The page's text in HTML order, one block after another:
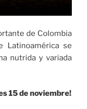
de Colombia
Latinoamérica se
nutrida y variada
15 de noviembre!